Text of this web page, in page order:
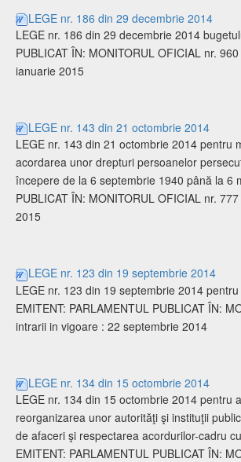
LEGE nr. 186 din 29 decembrie 2014
LEGE nr. 186 din 29 decembrie 2014
PUBLICAT ÎN: MONITORUL OFICIAL nr.
ianuarie 2015
LEGE nr. 143 din 21 octombrie 2014
LEGE nr. 143 din 21 octombrie 2014 pentru
acordarea unor drepturi persoanelor
începere de la 6 septembrie 1940 până la 6
PUBLICAT ÎN: MONITORUL OFICIAL nr.
2015
LEGE nr. 123 din 19 septembrie 2014
LEGE nr. 123 din 19 septembrie 2014
EMITENT: PARLAMENTUL PUBLICAT ÎN:
intrarii in vigoare : 22 septembrie 2014
LEGE nr. 134 din 15 octombrie 2014
LEGE nr. 134 din 15 octombrie 2014
reorganizarea unor autorităţi şi instituţii
de afaceri şi respectarea acordurilor-cadru
EMITENT: PARLAMENTUL PUBLICAT ÎN: